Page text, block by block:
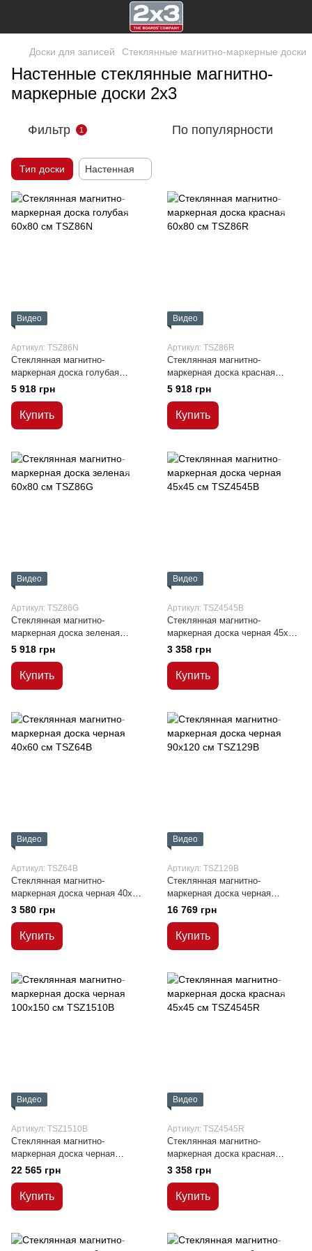
Доски для записей Стеклянные магнитно-маркерные доски
Настенные стеклянные магнитно-
маркерные доски 2х3
Фильтр 1 По популярности
Тип доски Настенная
Видео
Артикул: TSZ86N
Стеклянная магнитно-
маркерная доска голубая
60x80 см
5 918 грн
Купить
Видео
Артикул: TSZ86R
Стеклянная магнитно-
маркерная доска красная
60x80 см
5 918 грн
Купить
Видео
Артикул: TSZ86G
Стеклянная магнитно-
маркерная доска зеленая
60x80 см
5 918 грн
Купить
Видео
Артикул: TSZ4545B
Стеклянная магнитно-
маркерная доска черная 45x45
см
3 358 грн
Купить
Видео
Артикул: TSZ64B
Стеклянная магнитно-
маркерная доска черная 40x60
см
3 580 грн
Купить
Видео
Артикул: TSZ129B
Стеклянная магнитно-
маркерная доска черная
90x120 см
16 769 грн
Купить
Видео
Артикул: TSZ1510B
Стеклянная магнитно-
маркерная доска черная
100x150 см
22 565 грн
Купить
Видео
Артикул: TSZ4545R
Стеклянная магнитно-
маркерная доска красная
45x45 см
3 358 грн
Купить